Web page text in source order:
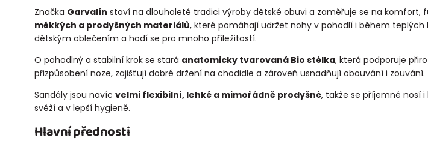
Značka Garvalín staví na dlouholeté tradici výroby dětské obuvi a zaměřuje se na
měkkých a prodyšných materiálů, které pomáhají udržet nohy v pohodlí i během
dětským oblečením a hodí se pro mnoho příležitostí.
O pohodlný a stabilní krok se stará anatomicky tvarovaná Bio stélka, která podporuje
přizpůsobení noze, zajišťují dobré držení na chodidle a zároveň usnadňují obouvání i
Sandály jsou navíc velmi flexibilní, lehké a mimořádně prodyšné, takže se příjemně nosí
svěží a v lepší hygieně.
Hlavní přednosti